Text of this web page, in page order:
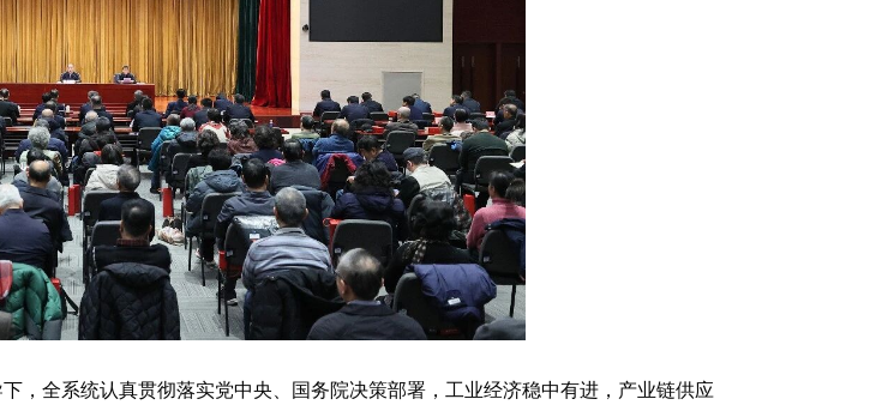
，全系统认真贯彻落实党中央、国务院决策部署，工业经济稳中有进，产业链供应